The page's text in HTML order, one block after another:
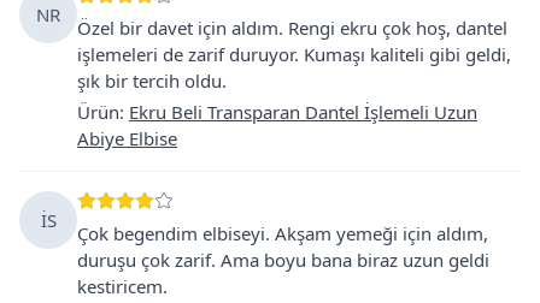
NR
Özel bir davet için aldım. Rengi ekru çok hoş, dantel
işlemeleri de zarif duruyor. Kumaşı kaliteli gibi geldi,
şık bir tercih oldu.
Ürün: Ekru Beli Transparan Dantel İşlemeli Uzun
Abiye Elbise
İS
Çok begendim elbiseyi. Akşam yemeği için aldım,
duruşu çok zarif. Ama boyu bana biraz uzun geldi
kestiricem.